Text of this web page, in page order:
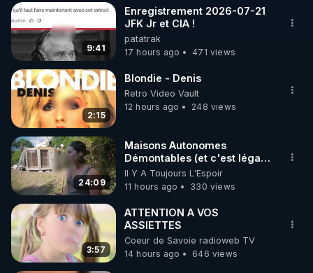
▶ 30 jours gratuit sur l’application de méditation et
de bien-être ENVOL :
Rendez-vous sur https://www.envol.app/code
le code : REGENERE
9:41
Enregistrement 2026-07-21
JFK Jr et CIA !
patatrak
17 hours ago
471 views
2:15
Blondie - Denis
Retro Video Vault
12 hours ago
248 views
24:09
Maisons Autonomes
Démontables (et c'est légal).
Visite éco village en
Bretagne
Il Y A Toujours L'Espoir
11 hours ago
330 views
3:57
ATTENTION A VOS
ASSIETTES
Coeur de Savoie radioweb TV
14 hours ago
646 views